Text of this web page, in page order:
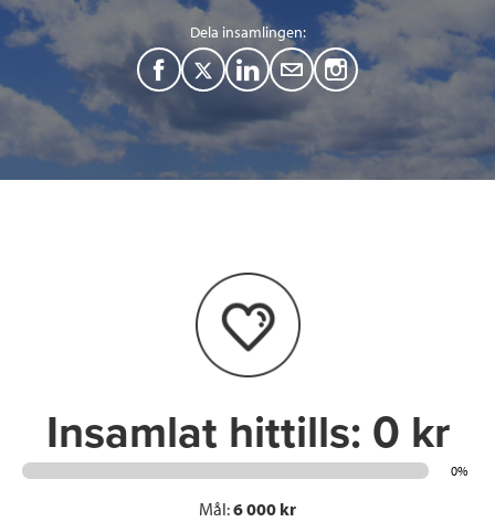
Dela insamlingen:
F
T
e
L
i
I
n
M
a
i
Insamlat hittills: 0 kr
0%
Mål:6 000 kr